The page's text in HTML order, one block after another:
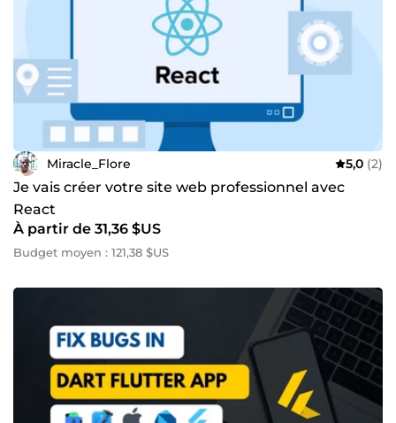
Miracle_Flore 5,0 (2)
Je vais créer votre site web professionnel avec
React
À partir de 31,36 $US
Budget moyen : 121,38 $US